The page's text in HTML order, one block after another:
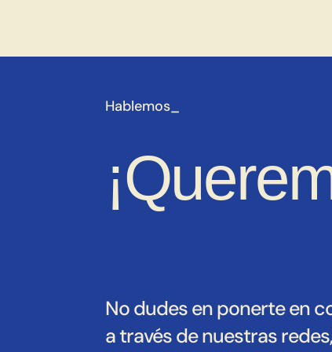
Hablemos_
No dudes en ponerte en
a través de nuestras